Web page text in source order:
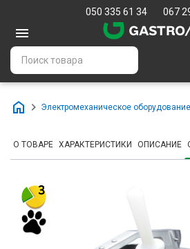
050 335 61 34 067
Электромеханическое оборудование
О ТОВАРЕ ХАРАКТЕРИСТИКИ ОПИСАНИЕ